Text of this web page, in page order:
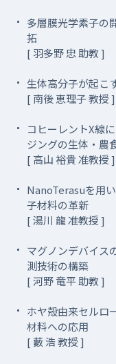
多層膜光学素子の
拓
[ 羽多野 忠 助教 ]
生体高分子が起こ
[ 南後 恵理子 教授 ]
コヒーレントX線
ジングの生体・農
[ 高山 裕貴 准教授 ]
NanoTerasuを用
子材料の革新
[ 湯川 龍 准教授 ]
マグノンデバイス
測技術の構築
[ 河野 竜平 助教 ]
ホヤ殻由来セルロ
材料への応用
[ 藪 浩 教授 ]